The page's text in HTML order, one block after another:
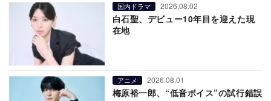
国内ドラマ 2026.08.02
白石聖、デビュー10年目を迎えた現
在地
アニメ 2026.08.01
梅原裕一郎、“低音ボイス”の試行錯誤